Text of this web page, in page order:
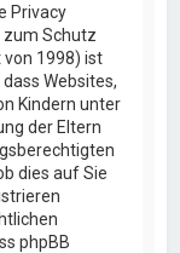
Privacy
zum Schutz
von 1998) ist
Websites,
Kindern unter
der Eltern
dies auf Sie
phpBB